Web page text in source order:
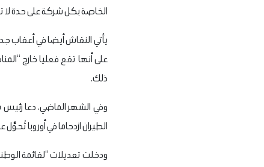
الخاصة بكل شركة على حدة لا
يأتي النقاش أيضا في أعقاب
على أنها تقع فعليا خارج
ذلك.
وفي الشهر الماضي، دعا رئيس
الطيران ازدحاما في أوروبا
ودخلت تعديلات “لقائمة